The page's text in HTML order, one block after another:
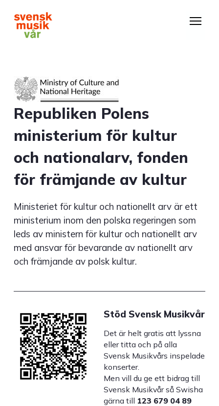
huvudinnehåll
Republiken Polens
ministerium för kultur
och nationalarv, fonden
för främjande av kultur
Ministeriet för kultur och nationellt arv är ett
ministerium inom den polska regeringen som
leds av ministern för kultur och nationellt arv
med ansvar för bevarande av nationellt arv
och främjande av polsk kultur.
Stöd Svensk Musikvår
Det är helt gratis att lyssna
eller titta och på alla
Svensk Musikvårs inspelade
konserter.
Men vill du ge ett bidrag till
Svensk Musikvår så Swisha
gärna till 123 679 04 89